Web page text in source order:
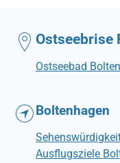
Ostseebrise
Ostseebad
Boltenhagen
Ausflugsziele